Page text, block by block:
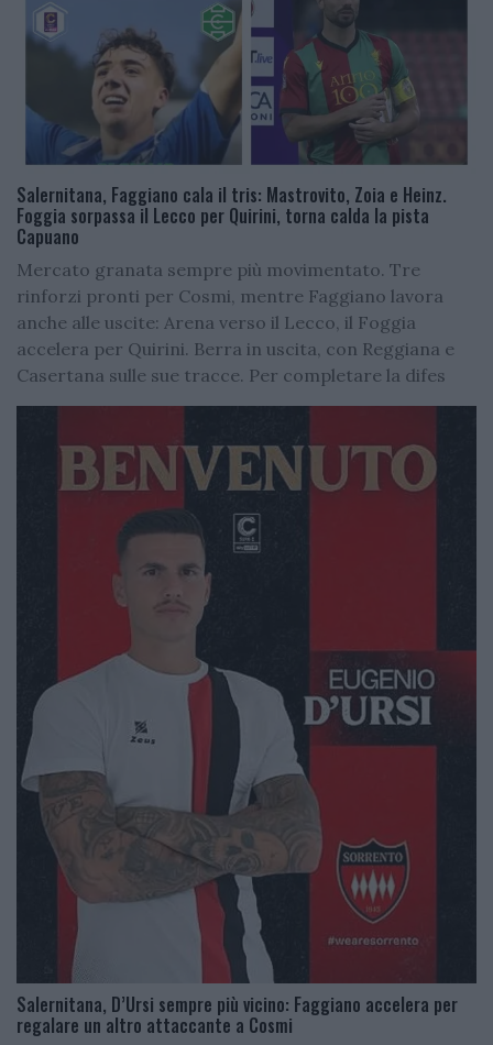
Salernitana, Faggiano cala il tris: Mastrovito, Zoia e Heinz.
Foggia sorpassa il Lecco per Quirini, torna calda la pista
Capuano
Mercato granata sempre più movimentato. Tre
rinforzi pronti per Cosmi, mentre Faggiano lavora
anche alle uscite: Arena verso il Lecco, il Foggia
accelera per Quirini. Berra in uscita, con Reggiana e
Casertana sulle sue tracce. Per completare la difes
Salernitana, D’Ursi sempre più vicino: Faggiano accelera per
regalare un altro attaccante a Cosmi